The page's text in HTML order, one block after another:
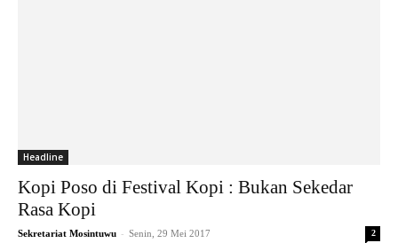
Headline
Kopi Poso di Festival Kopi : Bukan Sekedar
Rasa Kopi
Sekretariat Mosintuwu - Senin, 29 Mei 2017 2